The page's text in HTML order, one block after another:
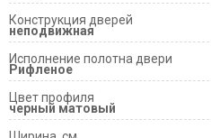
Конструкция дверей
неподвижная
Исполнение полотна двери
Рифленое
Цвет профиля
черный матовый